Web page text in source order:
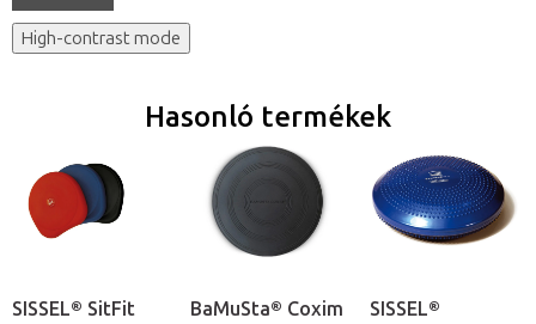
High-contrast mode
Hasonló termékek
SISSEL® SitFit
BaMuSta® Coxim
SISSEL®